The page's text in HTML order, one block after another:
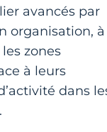
avancés par
organisation, à
zones
à leurs
dans